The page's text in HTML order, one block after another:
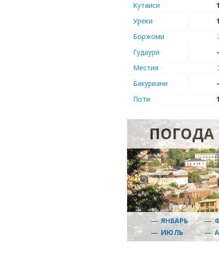
Кутаиси
Уреки
Боржоми
Гудаури
Местия
Бакуриани
Поти
ПОГОДА
—ЯНВАРЬ —
— ИЮЛЬ —